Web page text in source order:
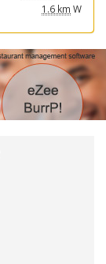
1.6 km W